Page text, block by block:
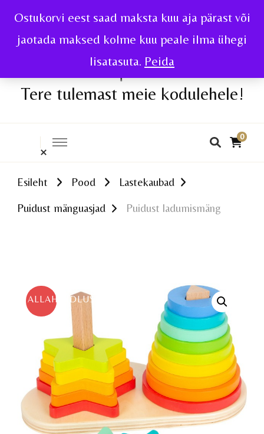
Ostukorvi eest saad maksta kuu aja pärast või
jaotada maksed kolme kuu peale ilma ühegi
lisatasuta. Peida
Tere tulemast meie kodulehele!
0
Esileht Pood Lastekaubad
Puidust mänguasjad Puidust ladumismäng
ALLAHINDLUS!